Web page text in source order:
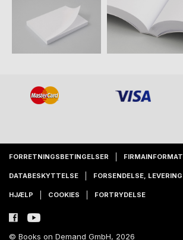
FORRETNINGSBETINGELSER
DATABESKYTTELSE FORSENDELSE,
HJÆLP COOKIES FORTRYDELSE
© Books on Demand GmbH, 2026